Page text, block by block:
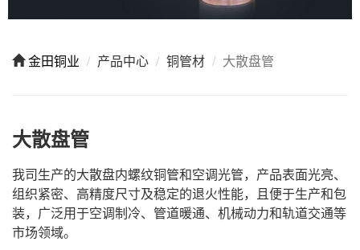
金田铜业 产品中心 铜管材 大散盘管
大散盘管
我司生产的大散盘内螺纹铜管和空调光管，产品表面光亮、
组织紧密、高精度尺寸及稳定的退火性能，且便于生产和包
装，广泛用于空调制冷、管道暖通、机械动力和轨道交通等
市场领域。